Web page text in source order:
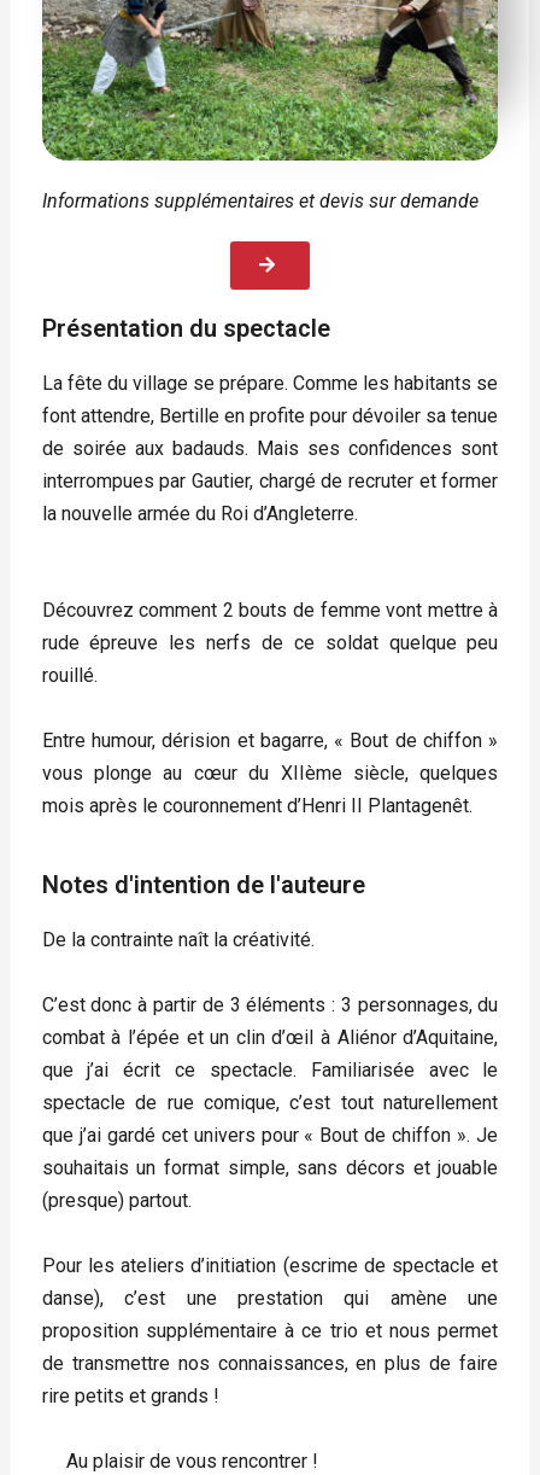
Informations supplémentaires et devis sur demande
Présentation du spectacle
La fête du village se prépare. Comme les habitants se
font attendre, Bertille en profite pour dévoiler sa tenue
de soirée aux badauds. Mais ses confidences sont
interrompues par Gautier, chargé de recruter et former
la nouvelle armée du Roi d’Angleterre.
Découvrez comment 2 bouts de femme vont mettre à
rude épreuve les nerfs de ce soldat quelque peu
rouillé.
Entre humour, dérision et bagarre, « Bout de chiffon »
vous plonge au cœur du XIIème siècle, quelques
mois après le couronnement d’Henri II Plantagenêt.
Notes d'intention de l'auteure
De la contrainte naît la créativité.
C’est donc à partir de 3 éléments : 3 personnages, du
combat à l’épée et un clin d’œil à Aliénor d’Aquitaine,
que j’ai écrit ce spectacle. Familiarisée avec le
spectacle de rue comique, c’est tout naturellement
que j’ai gardé cet univers pour « Bout de chiffon ». Je
souhaitais un format simple, sans décors et jouable
(presque) partout.
Pour les ateliers d’initiation (escrime de spectacle et
danse), c’est une prestation qui amène une
proposition supplémentaire à ce trio et nous permet
de transmettre nos connaissances, en plus de faire
rire petits et grands !
Au plaisir de vous rencontrer !